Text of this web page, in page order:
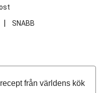
| SNABB
från världens kök